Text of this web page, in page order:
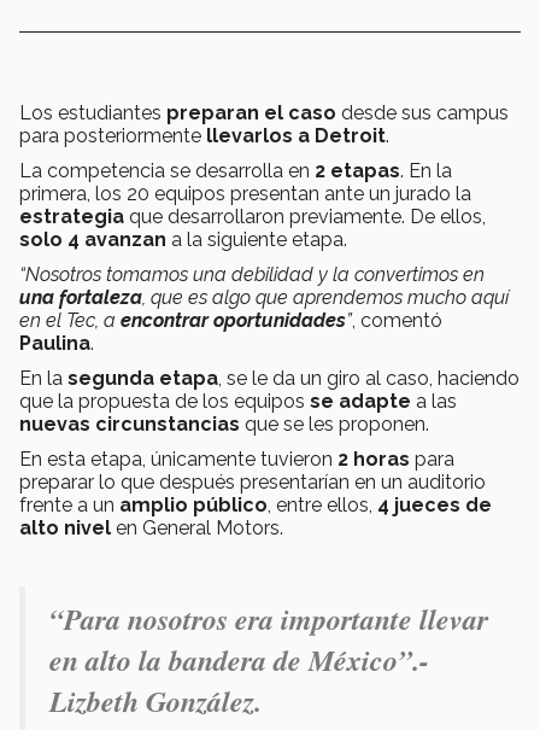
Los estudiantes preparan el caso desde sus campus
para posteriormente llevarlos a Detroit.
La competencia se desarrolla en 2 etapas. En la
primera, los 20 equipos presentan ante un jurado la
estrategia que desarrollaron previamente. De ellos,
solo 4 avanzan a la siguiente etapa.
“Nosotros tomamos una debilidad y la convertimos en
una fortaleza, que es algo que aprendemos mucho aquí
en el Tec, a encontrar oportunidades”, comentó
Paulina.
En la segunda etapa, se le da un giro al caso, haciendo
que la propuesta de los equipos se adapte a las
nuevas circunstancias que se les proponen.
En esta etapa, únicamente tuvieron 2 horas para
preparar lo que después presentarían en un auditorio
frente a un amplio público, entre ellos, 4 jueces de
alto nivel en General Motors.
“Para nosotros era importante llevar
en alto la bandera de México”.-
Lizbeth González.